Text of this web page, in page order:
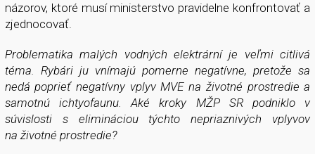
názorov, ktoré musí ministerstvo pravidelne konfrontovať a
zjednocovať.
Problematika malých vodných elektrární je veľmi citlivá
téma. Rybári ju vnímajú pomerne negatívne, pretože sa
nedá poprieť negatívny vplyv MVE na životné prostredie a
samotnú ichtyofaunu. Aké kroky MŽP SR podniklo v
súvislosti s elimináciou týchto nepriaznivých vplyvov
na životné prostredie?